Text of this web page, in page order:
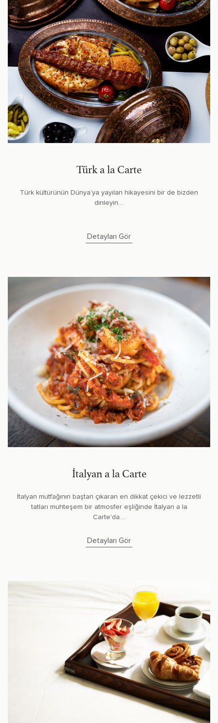
Türk a la Carte
Türk kültürünün Dünya’ya yayılan hikayesini bir de bizden
dinleyin....
Detayları Gör
İtalyan a la Carte
İtalyan mutfağının baştan çıkaran en dikkat çekici ve lezzetli
tatları muhteşem bir atmosfer eşliğinde İtalyan a la
Carte'da....
Detayları Gör